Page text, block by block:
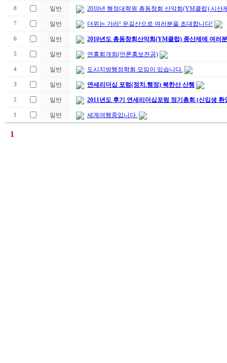
8 일반 2010년 행정대학원 총동창회 산악회(YM클럽) 시산
7 일반 더위는 가라! 운길산으로 여러분을 초대합니다!
6 일반 2010년도 총동창회산악회(YM클럽) 종산제에 여러
5 일반 연홍회개최(언론홍보전공)
4 일반 도시지방행정학회 모임이 있습니다.
3 일반 연세리더십 포럼(정치.행정) 북한산 산행
2 일반 2011년도 후기 연세리더십포럼 정기총회 (신입생
1 일반 세계여행중입니다.
1